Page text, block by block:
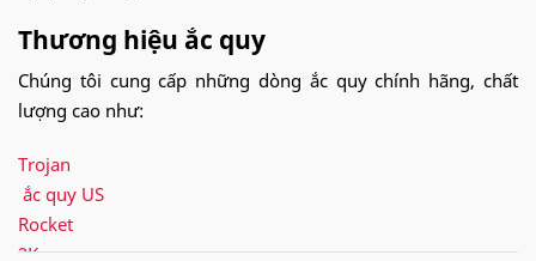
Thương hiệu ắc quy
Chúng tôi cung cấp những dòng ắc quy chính hãng, chất
lượng cao như:
Trojan
ắc quy US
Rocket
3K